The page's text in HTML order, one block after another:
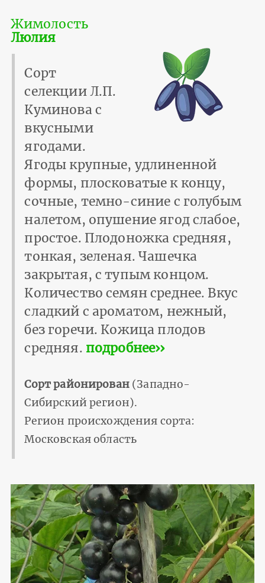
Жимолость
Люлия
Сорт
селекции Л.П.
Куминова с
вкусными
ягодами.
Ягоды крупные, удлиненной
формы, плосковатые к концу,
сочные, темно-синие с голубым
налетом, опушение ягод слабое,
простое. Плодоножка средняя,
тонкая, зеленая. Чашечка
закрытая, с тупым концом.
Количество семян среднее. Вкус
сладкий с ароматом, нежный,
без горечи. Кожица плодов
средняя. подробнее››
Сорт районирован(Западно-
Сибирский регион).
Регион происхождения сорта:
Московская область